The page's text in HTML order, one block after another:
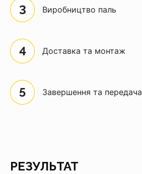
Виробництво паль
Доставка та монтаж
Завершення та передача
РЕЗУЛЬТАТ